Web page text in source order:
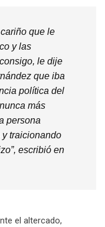
que le
y las
le dije
que iba
política del
más
persona
traicionando
escribió en
el altercado,